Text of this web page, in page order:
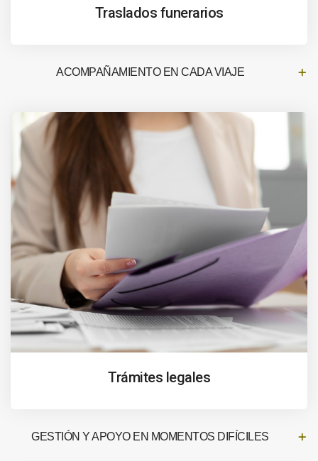
Traslados funerarios
ACOMPAÑAMIENTO EN CADA VIAJE
Trámites legales
GESTIÓN Y APOYO EN MOMENTOS DIFÍCILES